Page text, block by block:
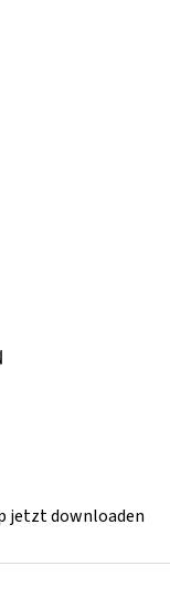
jetzt downloaden